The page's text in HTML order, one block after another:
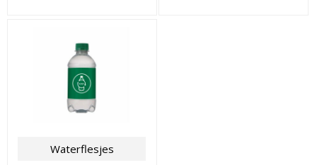
Waterflesjes